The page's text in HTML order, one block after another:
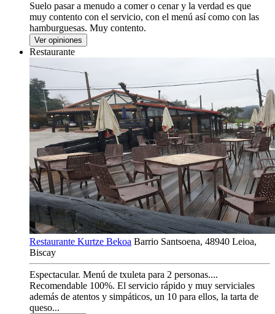
Suelo pasar a menudo a comer o cenar y la verdad es que
muy contento con el servicio, con el menú así como con las
hamburguesas. Muy contento.
Ver opiniones
Restaurante
Restaurante Kurtze Bekoa Barrio Santsoena, 48940 Leioa,
Biscay
Espectacular. Menú de txuleta para 2 personas....
Recomendable 100%. El servicio rápido y muy serviciales
además de atentos y simpáticos, un 10 para ellos, la tarta de
queso...